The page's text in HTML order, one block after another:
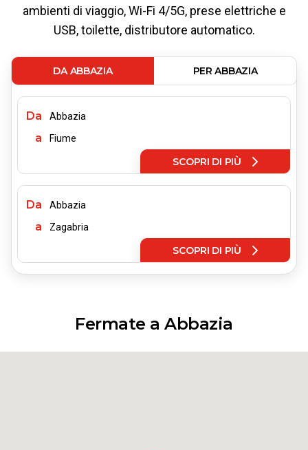
ambienti di viaggio, Wi-Fi 4/5G, prese elettriche e
USB, toilette, distributore automatico.
DA ABBAZIA PER ABBAZIA
Da
a
Abbazia
Fiume
SCOPRI DI PIÙ
Da
a
Abbazia
Zagabria
SCOPRI DI PIÙ
Fermate a Abbazia